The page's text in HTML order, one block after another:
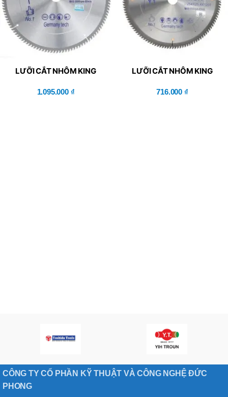
LƯỠI CẮT NHÔM KING
1.095.000 ₫
LƯỠI CẮT NHÔM KING
716.000 ₫
CÔNG TY CỔ PHẦN KỸ THUẬT VÀ CÔNG NGHỆ ĐỨC
PHONG